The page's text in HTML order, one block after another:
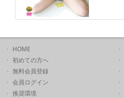
HOME
初めての方へ
無料会員登録
会員ログイン
推奨環境